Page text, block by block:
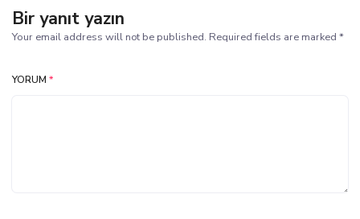
Bir yanıt yazın
Your email address will not be published. Required fields are marked *
YORUM *